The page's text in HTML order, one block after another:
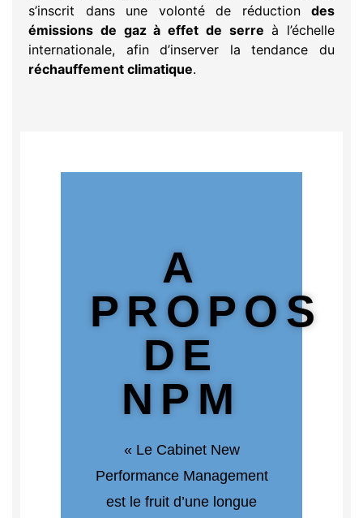
s’inscrit dans une volonté de réduction des
émissions de gaz à effet de serre à l’échelle
internationale, afin d’inserver la tendance du
réchauffement climatique.
A
PROPOS
DE
NPM
« Le Cabinet New
Performance Management
est le fruit d’une longue